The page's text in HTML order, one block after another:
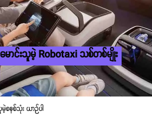
ာင်းသူမဲ့ Robotaxi သစ်တစ်မျိုး
နစ်သုံး ယာဉ်ပါ